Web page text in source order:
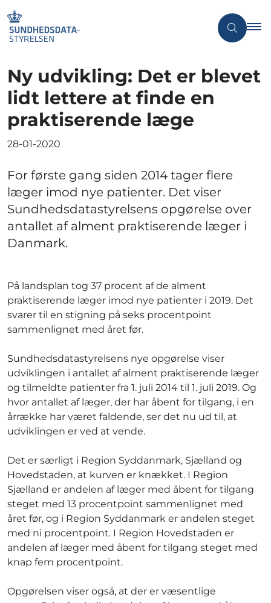
Ny udvikling: Det er blevet
lidt lettere at finde en
praktiserende læge
28-01-2020
For første gang siden 2014 tager flere
læger imod nye patienter. Det viser
Sundhedsdatastyrelsens opgørelse over
antallet af alment praktiserende læger i
Danmark.
På landsplan tog 37 procent af de alment
praktiserende læger imod nye patienter i 2019. Det
svarer til en stigning på seks procentpoint
sammenlignet med året før.
Sundhedsdatastyrelsens nye opgørelse viser
udviklingen i antallet af alment praktiserende læger
og tilmeldte patienter fra 1. juli 2014 til 1. juli 2019. Og
hvor antallet af læger, der har åbent for tilgang, i en
årrække har været faldende, ser det nu ud til, at
udviklingen er ved at vende.
Det er særligt i Region Syddanmark, Sjælland og
Hovedstaden, at kurven er knækket. I Region
Sjælland er andelen af læger med åbent for tilgang
steget med 13 procentpoint sammenlignet med
året før, og i Region Syddanmark er andelen steget
med ni procentpoint. I Region Hovedstaden er
andelen af læger med åbent for tilgang steget med
knap fem procentpoint.
Opgørelsen viser også, at der er væsentlige